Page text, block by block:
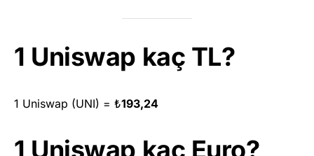
1 Uniswap kaç TL?
1 Uniswap (UNI) = ₺193,24
1 Uniswap kaç Euro?